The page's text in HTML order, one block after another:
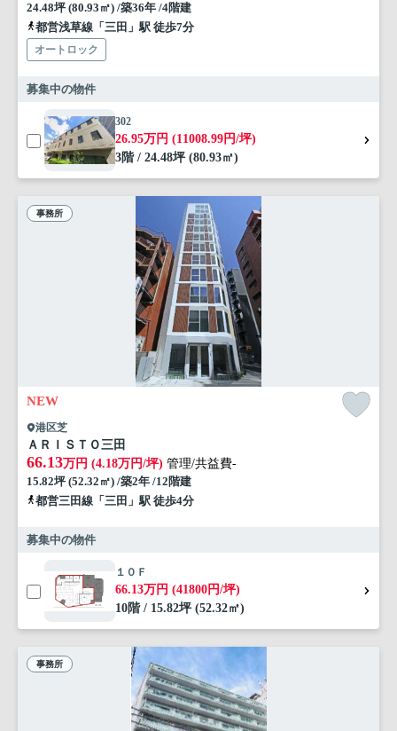
24.48坪 (80.93㎡) /築36年 /4階建
都営浅草線「三田」駅 徒歩7分
オートロック
募集中の物件
302
26.95万円 (11008.99円/坪)
3階 / 24.48坪 (80.93㎡)
事務所
NEW
港区芝
ＡＲＩＳＴＯ三田
66.13万円 (4.18万円/坪) 管理/共益費-
15.82坪 (52.32㎡) /築2年 /12階建
都営三田線「三田」駅 徒歩4分
募集中の物件
１０Ｆ
66.13万円 (41800円/坪)
10階 / 15.82坪 (52.32㎡)
事務所